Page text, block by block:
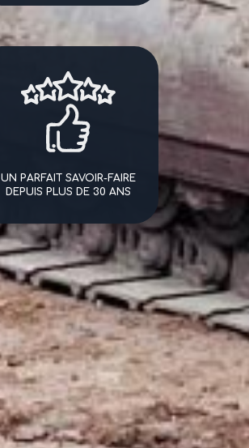
UN PARFAIT SAVOIR-FAIRE
DEPUIS PLUS DE 30 ANS